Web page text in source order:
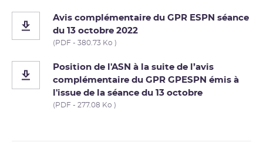
Avis complémentaire du GPR ESPN séance
du 13 octobre 2022
(PDF - 380.73 Ko )
Position de l'ASN à la suite de l’avis
complémentaire du GPR GPESPN émis à
l'issue de la séance du 13 octobre
(PDF - 277.08 Ko )